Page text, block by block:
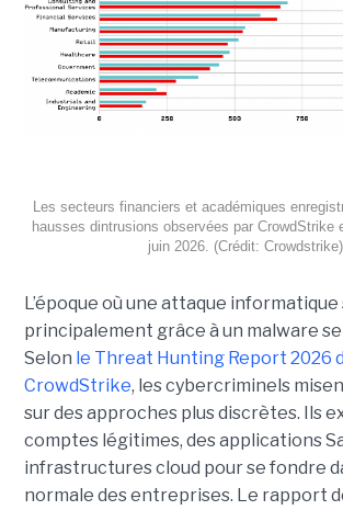
Les secteurs financiers et académiques
hausses dintrusions observées par CrowdStrike
juin 2026. (Crédit: Crowdstrike)
L’époque où une attaque
principalement grâce à un malware
Selon le Threat Hunting Report 2026
CrowdStrike, les cybercriminels
sur des approches plus discrètes. Ils
comptes légitimes, des applications
infrastructures cloud pour se fondre
normale des entreprises. Le rapport